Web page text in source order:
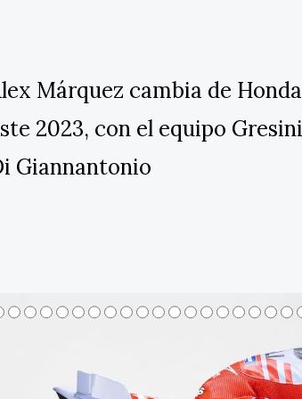
Márquez cambia de
2023, con el equipo
Giannantonio